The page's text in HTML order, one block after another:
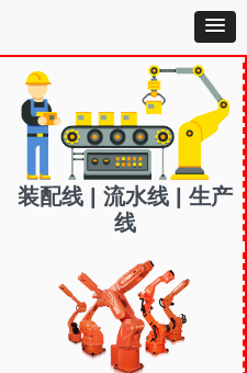
装配线 | 流水线 | 生产
线